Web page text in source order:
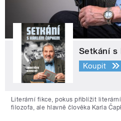
Setkání s
Koupit
Literární fikce, pokus přiblížit
filozofa, ale hlavně člověka Karla